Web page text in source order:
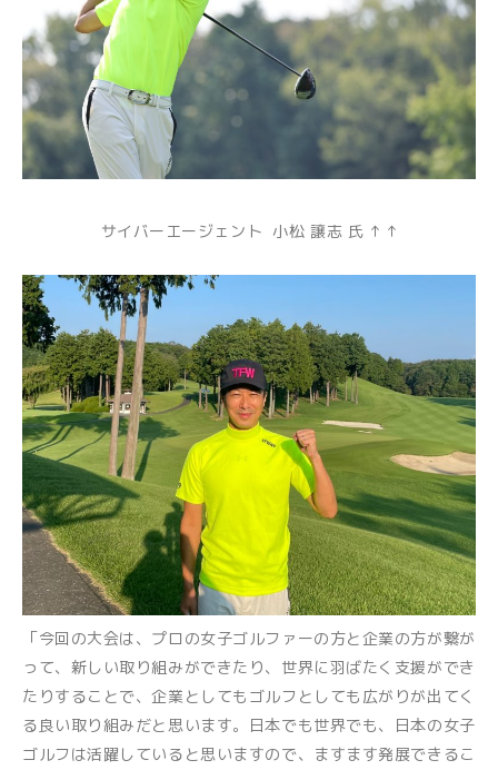
サイバーエージェント 小松 譲志 氏 ↑ ↑
「今回の大会は、プロの女子ゴルファーの方と企業の方が繋が
って、新しい取り組みができたり、世界に羽ばたく支援ができ
たりすることで、企業としてもゴルフとしても広がりが出てく
る良い取り組みだと思います。日本でも世界でも、日本の女子
ゴルフは活躍していると思いますので、ますます発展できるこ